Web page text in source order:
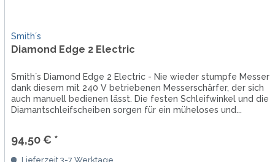
Smith´s
Diamond Edge 2 Electric
Smith´s Diamond Edge 2 Electric - Nie wieder stumpfe Messer
dank diesem mit 240 V betriebenen Messerschärfer, der sich
auch manuell bedienen lässt. Die festen Schleifwinkel und die
Diamantschleifscheiben sorgen für ein müheloses und...
94,50 € *
Lieferzeit 3-7 Werktage